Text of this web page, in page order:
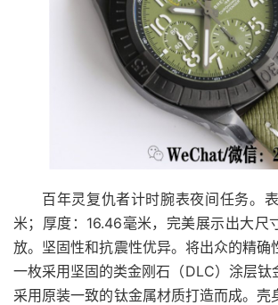
百年灵复仇者计时腕表夜间任务。
米；厚度：16.46毫米，完美展示出大尺
放。坚固性和抗震性优异。将出众的精确
一枚采用坚固的类金刚石（DLC）涂层钛
采用原装一致的钛金属材质打造而成。壳